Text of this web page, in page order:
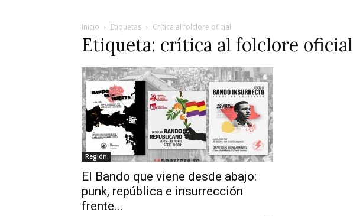
Inicio Etiquetas Crítica al folclore oficial
Etiqueta: crítica al folclore oficial
Región
El Bando que viene desde abajo:
punk, república e insurrección
frente...